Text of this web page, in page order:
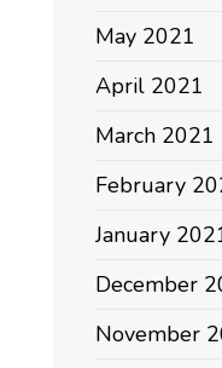
May 2021
April 2021
March 2021
February
January
December
November